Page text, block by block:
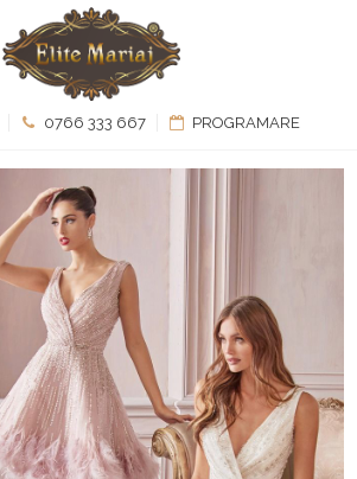
0766 333 667 PROGRAMARE